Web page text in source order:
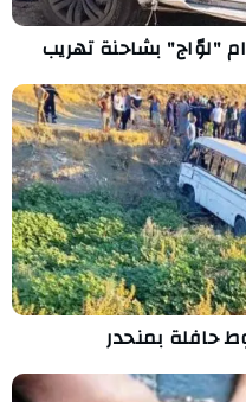
"لوّاج" بشاحنة تهريب
حافلة بمنحدر